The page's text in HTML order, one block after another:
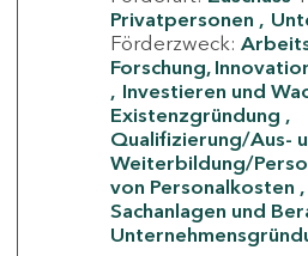
Privatpersonen
Förderzweck:
Forschung,
Investieren und
Existenzgründung
Qualifizierung/Aus-
Weiterbildung/
von Personalkosten
Sachanlagen und